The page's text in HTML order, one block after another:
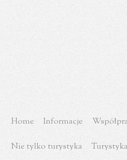
Home Informacje
Nie tylko turystyka